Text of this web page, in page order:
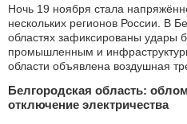
АВТО И
Ночь 19 ноября стала
нескольких регионов России. В
областях зафиксированы удары
промышленным и
области объявлена воздушная
Белгородская область:
отключение электричества